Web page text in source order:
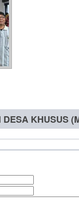
KHUSUS